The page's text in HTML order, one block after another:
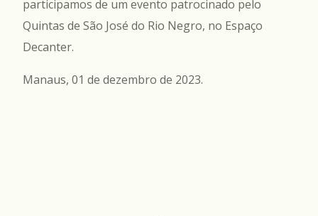
participamos de um evento patrocinado pelo
Quintas de São José do Rio Negro, no Espaço
Decanter.
Manaus, 01 de dezembro de 2023.